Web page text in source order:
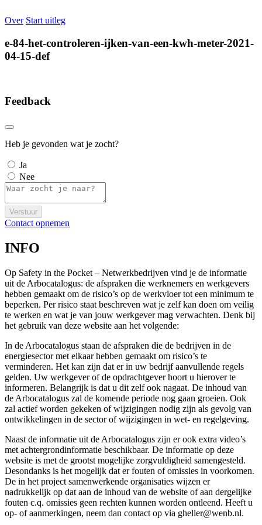
Over Start uitleg
e-84-het-controleren-ijken-van-een-kwh-meter-2021-
04-15-def
Feedback
Heb je gevonden wat je zocht?
Ja
Nee
Verstuur
Contact opnemen
INFO
Op Safety in the Pocket – Netwerkbedrijven vind je de informatie
uit de Arbocatalogus: de afspraken die werknemers en werkgevers
hebben gemaakt om de risico’s op de werkvloer tot een minimum te
beperken. Per risico staat beschreven wat je zelf kan doen om veilig
te werken en wat je van jouw werkgever mag verwachten. Denk bij
het gebruik van deze website aan het volgende:
In de Arbocatalogus staan de afspraken die de bedrijven in de
energiesector met elkaar hebben gemaakt om risico’s te
verminderen. Het kan zijn dat er in uw bedrijf aanvullende regels
gelden. Uw werkgever of de opdrachtgever hoort u hierover te
informeren. Belangrijk is dat u dit zelf ook nagaat. De inhoud van
de Arbocatalogus zal de komende periode nog gaan groeien. Ook
zal actief worden gekeken of wijzigingen nodig zijn als gevolg van
ontwikkelingen in de sector of wijzigingen in wet- en regelgeving.
Naast de informatie uit de Arbocatalogus zijn er ook extra video’s
met achtergrondinformatie beschikbaar. De informatie op deze
website is met de grootst mogelijke zorgvuldigheid samengesteld.
Desondanks is het mogelijk dat er fouten of omissies in voorkomen.
De in het project samenwerkende organisaties wijzen er
nadrukkelijk op dat aan de inhoud van de website of aan dergelijke
fouten c.q. omissies geen rechten kunnen worden ontleend. Heeft u
op- of aanmerkingen, neem dan contact op via gheller@wenb.nl.